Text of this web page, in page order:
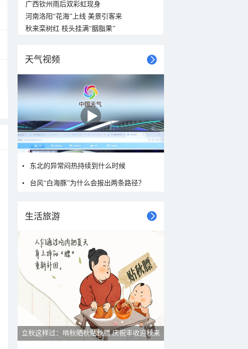
广西钦州雨后双彩虹现身
河南洛阳“花海”上线 美景引客来
秋来栾树红 枝头挂满“胭脂果”
天气视频
东北的异常闷热持续到什么时候
台风“白海豚”为什么会报出两条路径？
生活旅游
立秋这样过：啃秋晒秋贴秋膘 庆祝丰收迎秋来